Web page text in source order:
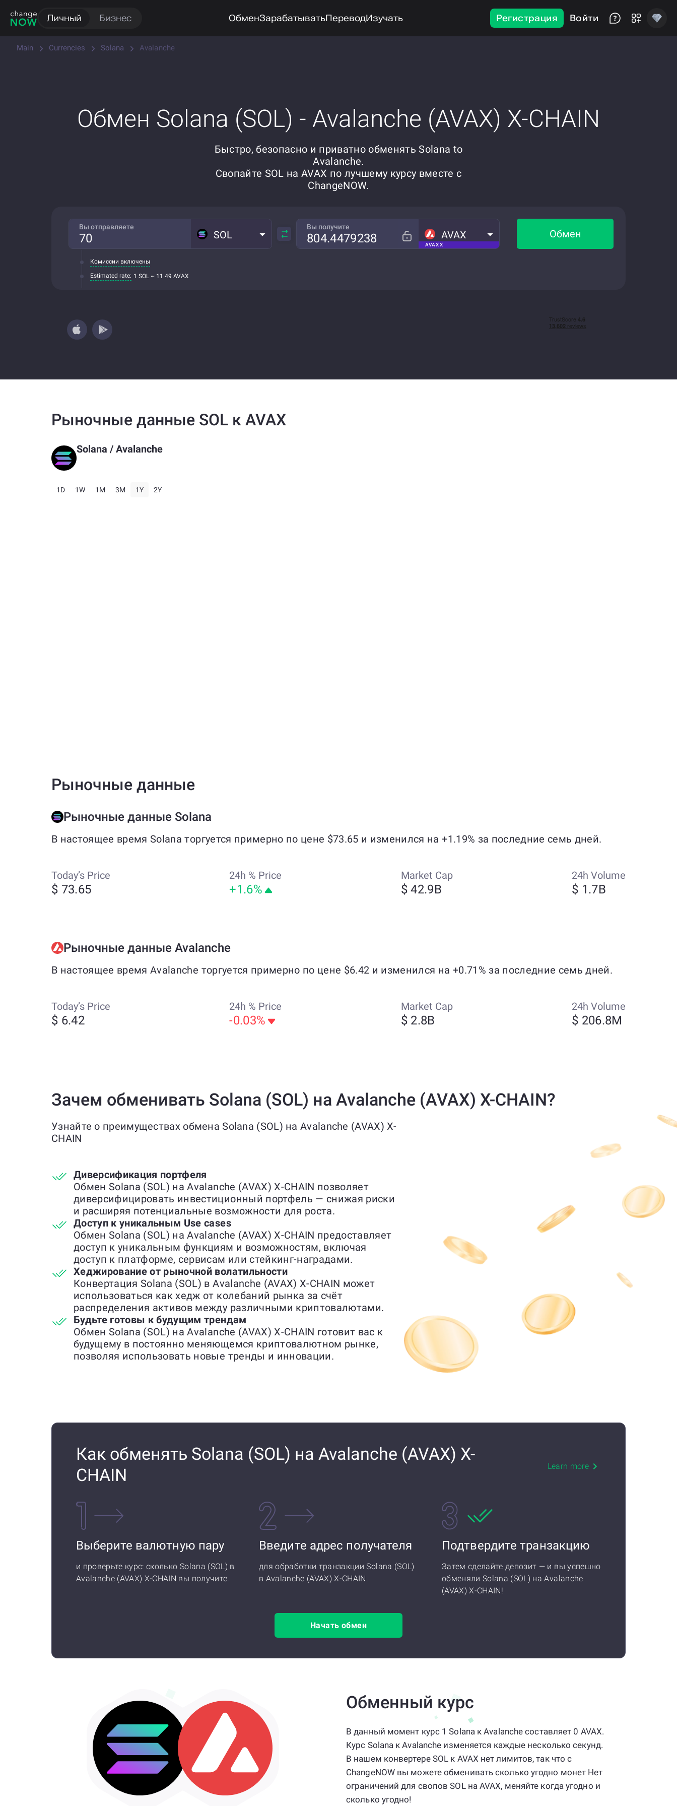
Личный Бизнес ОбменЗарабатыватьПереводИзучать Регистрация Войти
Main Currencies Solana Avalanche
Обмен Solana (SOL) - Avalanche (AVAX) X-CHAIN
Быстро, безопасно и приватно обменять Solana to
Avalanche.
Свопайте SOL на AVAX по лучшему курсу вместе с
ChangeNOW.
Вы отправляете
SOL
Комиссии включены
Estimated rate: 1 SOL ~ 11.49 AVAX
Вы получите
AVAX X
AVAX Обмен
Рыночные данные SOL к AVAX
Solana / Avalanche
1D 1W 1M 3M 1Y 2Y
Рыночные данные
Рыночные данные Solana
В настоящее время Solana торгуется примерно по цене $73.65 и изменился на +1.19% за последние семь дней.
Today’s Price
$ 73.65
24h % Price
+1.6%
Market Cap
$ 42.9B
24h Volume
$ 1.7B
Рыночные данные Avalanche
В настоящее время Avalanche торгуется примерно по цене $6.42 и изменился на +0.71% за последние семь дней.
Today’s Price
$ 6.42
24h % Price
-0.03%
Market Cap
$ 2.8B
24h Volume
$ 206.8M
Зачем обменивать Solana (SOL) на Avalanche (AVAX) X-CHAIN?
Узнайте о преимуществах обмена Solana (SOL) на Avalanche (AVAX) X-
CHAIN
Диверсификация портфеля
Обмен Solana (SOL) на Avalanche (AVAX) X-CHAIN позволяет
диверсифицировать инвестиционный портфель — снижая риски
и расширяя потенциальные возможности для роста.
Доступ к уникальным Use cases
Обмен Solana (SOL) на Avalanche (AVAX) X-CHAIN предоставляет
доступ к уникальным функциям и возможностям, включая
доступ к платформе, сервисам или стейкинг-наградами.
Хеджирование от рыночной волатильности
Конвертация Solana (SOL) в Avalanche (AVAX) X-CHAIN может
использоваться как хедж от колебаний рынка за счёт
распределения активов между различными криптовалютами.
Будьте готовы к будущим трендам
Обмен Solana (SOL) на Avalanche (AVAX) X-CHAIN готовит вас к
будущему в постоянно меняющемся криптовалютном рынке,
позволяя использовать новые тренды и инновации.
Как обменять Solana (SOL) на Avalanche (AVAX) X-
CHAIN
Learn more
Выберите валютную пару
и проверьте курс: сколько Solana (SOL) в
Avalanche (AVAX) X-CHAIN вы получите.
Введите адрес получателя
для обработки транзакции Solana (SOL)
в Avalanche (AVAX) X-CHAIN.
Подтвердите транзакцию
Затем сделайте депозит — и вы успешно
обменяли Solana (SOL) на Avalanche
(AVAX) X-CHAIN!
Начать обмен
Обменный курс
В данный момент курс 1 Solana к Avalanche составляет 0 AVAX.
Курс Solana к Avalanche изменяется каждые несколько секунд.
В нашем конвертере SOL к AVAX нет лимитов, так что с
ChangeNOW вы можете обменивать сколько угодно монет Нет
ограничений для свопов SOL на AVAX, меняйте когда угодно и
сколько угодно!